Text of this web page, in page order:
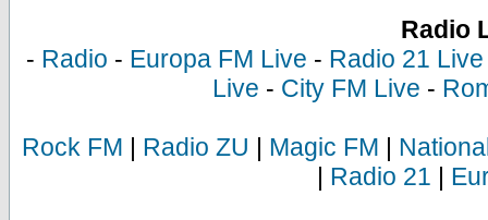
Radio
- Radio - Europa FM Live - Radio 21 Live
Live - City FM Live -
Rock FM | Radio ZU | Magic FM |
| Radio 21 |